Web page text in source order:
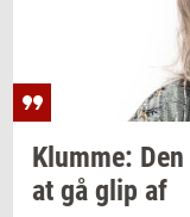
Klum­me: Den
at gå glip af